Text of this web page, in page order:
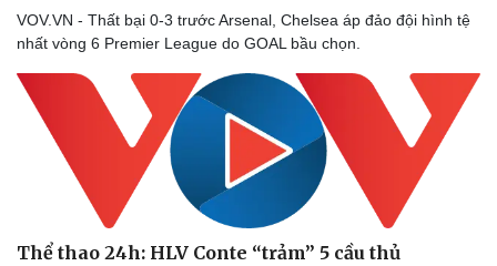
Dinh dưỡng - món ngon
Cây thuốc
Sản phụ khoa
Nhi khoa
Nam khoa
Làm đẹp - giảm cân
Phòng mạch online
Ăn sạch sống khỏe
Nhà đẹp
Blog
Tình yêu - Gia đình
VOV.VN - Thất bại 0-3 trước Arsenal, Chelsea áp đảo đội hình tệ
nhất vòng 6 Premier League do GOAL bầu chọn.
Thể thao 24h: HLV Conte “trảm” 5 cầu thủ